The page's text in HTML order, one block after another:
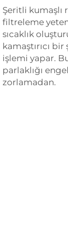
Şeritli kumaşlı
filtreleme
sıcaklık
kamaştırıcı
işlemi yapar.
parlaklığı
zorlamadan.